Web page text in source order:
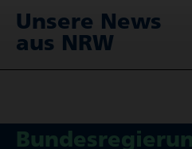
Unsere News
aus NRW